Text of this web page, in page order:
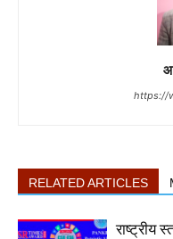
https://
RELATED ARTICLES
राष्ट्रीय